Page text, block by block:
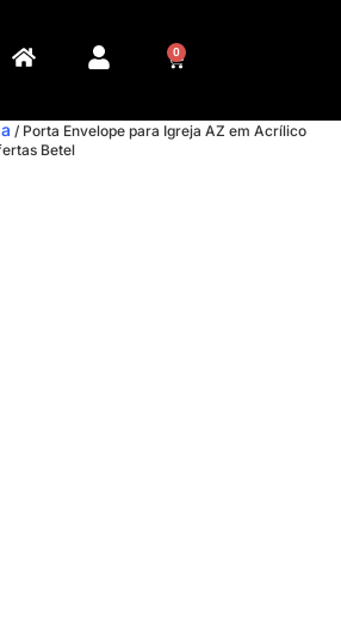
0
/ Porta Envelope para Igreja AZ em Acrílico
Betel